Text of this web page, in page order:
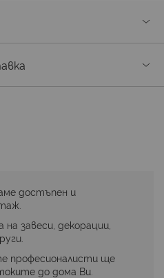
достъпен и
на завеси, декорации,
професионалисти ще
до дома Ви.